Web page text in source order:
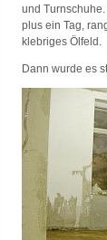
und
plus ein Tag,
klebriges Ölfeld.
Dann wurde es